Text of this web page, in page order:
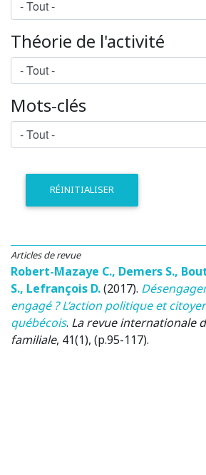
Théorie de l'activité
Mots-clés
RÉINITIALISER
Articles de revue
Robert-Mazaye C., Demers S.,
S., Lefrançois D.(2017).
engagé ? L’action politique et
québécois. La revue internationale
familiale, 41(1), (p.95-117).